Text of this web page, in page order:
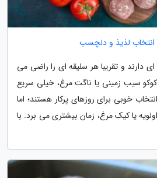
دارند و تقریبا هر سلیقه ای را راضی می
سیب زمینی یا ناگت مرغ، خیلی سریع
خوبی برای روزهای پرکار هستند؛ اما
یا کیک مرغ، زمان بیشتری می برد. با